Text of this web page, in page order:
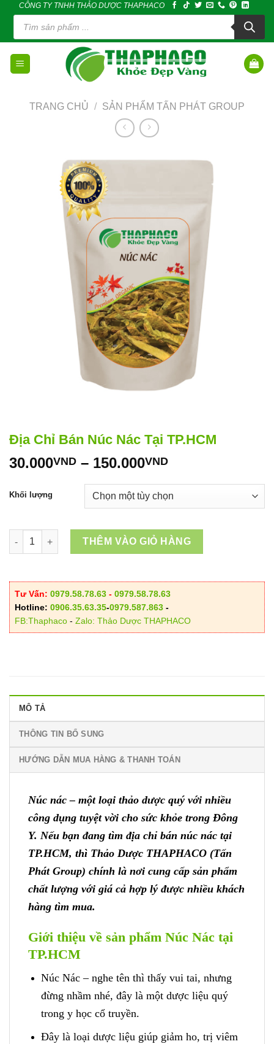
content
CÔNG TY TNHH THẢO DƯỢC THAPHACO
Tìm
kiếm
phẩm
TRANG CHỦ / SẢN PHẨM TẤN PHÁT GROUP
Địa Chỉ Bán Núc Nác Tại TP.HCM
30.000VND – 150.000VNDKhoảng
từ
30.000VND
150.000VND
Khối lượng
Địa Chỉ Bán Núc Nác Tại TP.HCM số lượng
THÊM VÀO GIỎ HÀNG
Tư Vấn: 0979.58.78.63 - 0979.58.78.63
Hotline: 0906.35.63.35-0979.587.863 -
FB:Thaphaco - Zalo: Thảo Dược THAPHACO
MÔ TẢ
THÔNG TIN BỔ SUNG
HƯỚNG DẪN MUA HÀNG & THANH TOÁN
Núc nác – một loại thảo dược quý với nhiều
công dụng tuyệt vời cho sức khỏe trong Đông
Y. Nếu bạn đang tìm địa chỉ bán núc nác tại
TP.HCM, thì Thảo Dược THAPHACO (Tấn
Phát Group) chính là nơi cung cấp sản phẩm
chất lượng với giá cả hợp lý được nhiều khách
hàng tìm mua.
Giới thiệu về sản phẩm Núc Nác tại
TP.HCM
Núc Nác – nghe tên thì thấy vui tai, nhưng
đừng nhầm nhé, đây là một dược liệu quý
trong y học cổ truyền.
Đây là loại dược liệu giúp giảm ho, trị viêm